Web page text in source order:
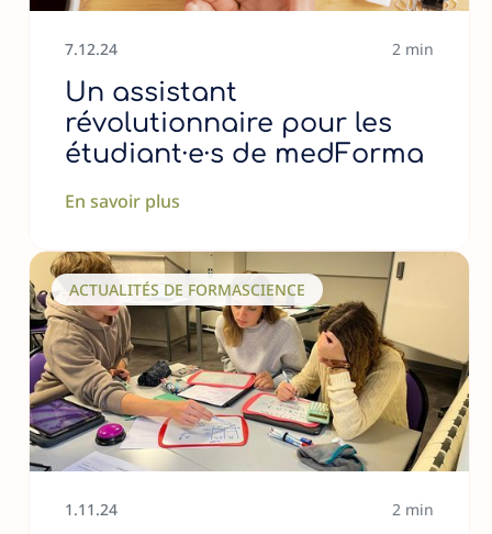
7.12.24 2 min
Un assistant
révolutionnaire pour les
étudiant·e·s de medForma
En savoir plus
ACTUALITÉS DE FORMASCIENCE
1.11.24 2 min